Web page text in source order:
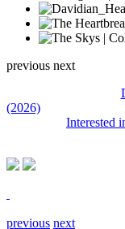
previous next
(2026)
Interested
previous next